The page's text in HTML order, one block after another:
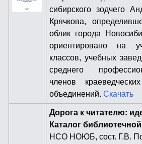
сибирского зодчего
Крячкова,
облик города
ориентировано на
классов, учебных
среднего
членов
объединений. Скачать
Дорога к читателю:
Каталог
НСО НОЮБ, сост. Г.В.